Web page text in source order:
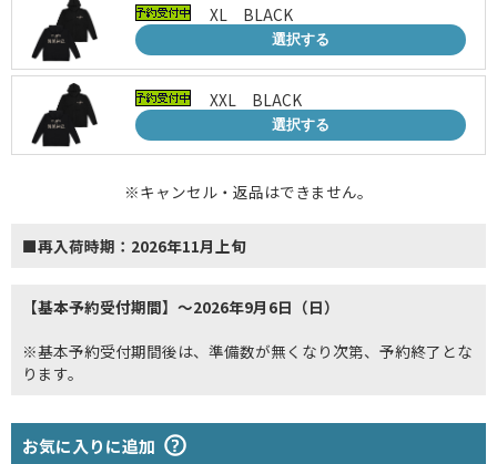
XL BLACK
選択する
XXL BLACK
選択する
※キャンセル・返品はできません。
■再入荷時期：2026年11月上旬
【基本予約受付期間】～2026年9月6日（日）
※基本予約受付期間後は、準備数が無くなり次第、予約終了とな
ります。
お気に入りに追加